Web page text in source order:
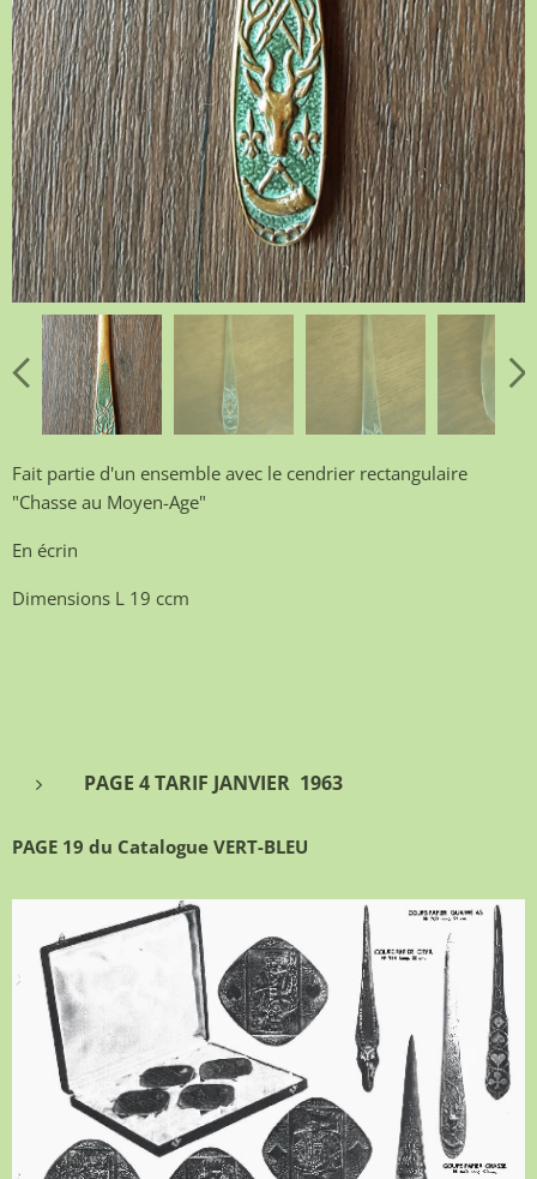
Fait partie d'un ensemble avec le cendrier rectangulaire
"Chasse au Moyen-Age"
En écrin
Dimensions L 19 ccm
PAGE 4 TARIF JANVIER 1963
PAGE 19 du Catalogue VERT-BLEU